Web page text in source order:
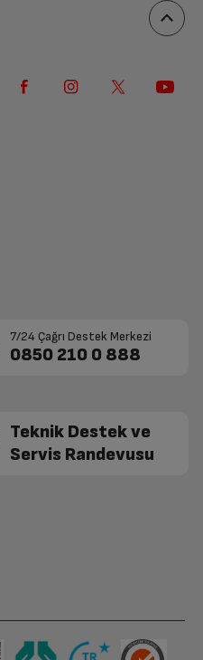
7/24 Çağrı Destek Merkezi
0850 210 0 888
Teknik Destek ve
Servis Randevusu